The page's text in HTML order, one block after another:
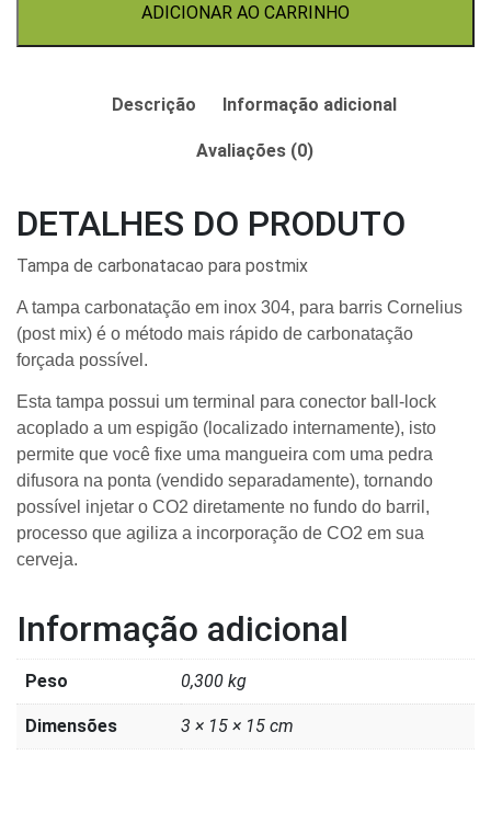
ADICIONAR AO CARRINHO
Descrição Informação adicional
Avaliações (0)
DETALHES DO PRODUTO
Tampa de carbonatacao para postmix
A tampa carbonatação em inox 304, para barris Cornelius
(post mix) é o método mais rápido de carbonatação
forçada possível.
Esta tampa possui um terminal para conector ball-lock
acoplado a um espigão (localizado internamente), isto
permite que você fixe uma mangueira com uma pedra
difusora na ponta (vendido separadamente), tornando
possível injetar o CO2 diretamente no fundo do barril,
processo que agiliza a incorporação de CO2 em sua
cerveja.
Informação adicional
Peso 0,300 kg
Dimensões 3 × 15 × 15 cm